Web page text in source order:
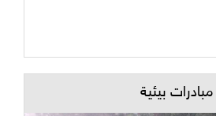
مبادرات بيئية